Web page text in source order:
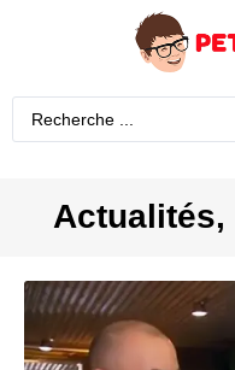
Actualités,